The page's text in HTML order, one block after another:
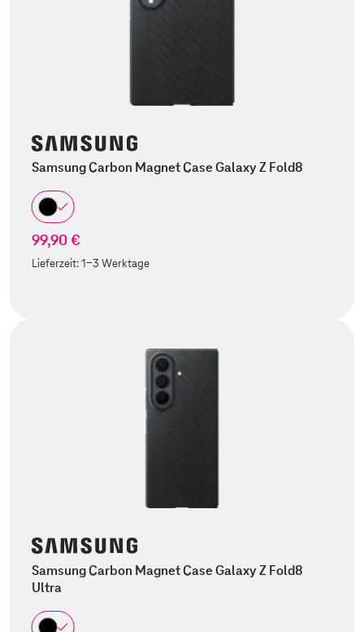
Samsung Carbon Magnet Case Galaxy Z Fold8
99,90 €
Lieferzeit:1-3 Werktage
Samsung Carbon Magnet Case Galaxy Z Fold8
Ultra